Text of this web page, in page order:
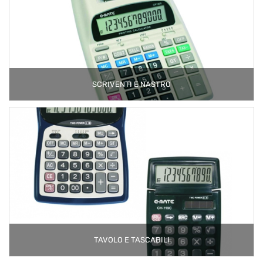
SCRIVENTI E NASTRO
TAVOLO E TASCABILI